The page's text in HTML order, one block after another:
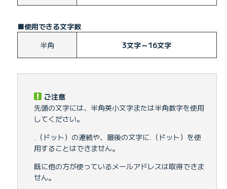
■使用できる文字数
半角
3文字～16文字
ご注意
先頭の文字には、半角英小文字または半角数字を使用
してください。
.（ドット）の連続や、最後の文字に.（ドット）を使
用することはできません。
既に他の方が使っているメールアドレスは取得できま
せん。